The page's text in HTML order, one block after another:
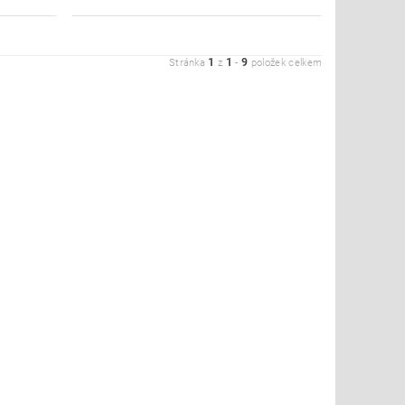
Stránka 1 z 1 -9 položek celkem